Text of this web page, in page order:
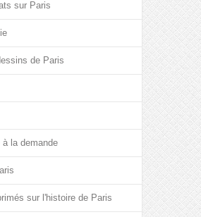
sur Paris
de Paris
à la demande
sur l'histoire de Paris